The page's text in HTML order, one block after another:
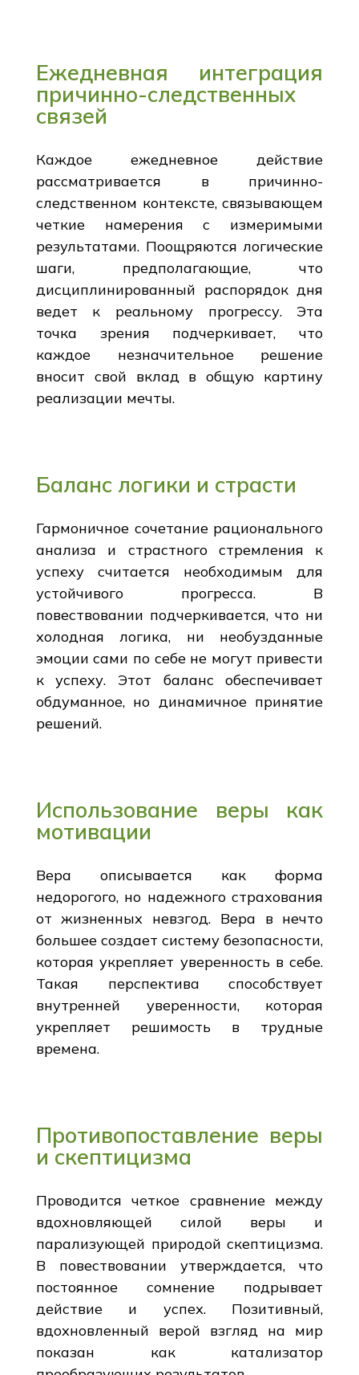
Ежедневная интеграция
причинно-следственных
связей
Каждое ежедневное действие
рассматривается в причинно-
следственном контексте, связывающем
четкие намерения с измеримыми
результатами. Поощряются логические
шаги, предполагающие, что
дисциплинированный распорядок дня
ведет к реальному прогрессу. Эта
точка зрения подчеркивает, что
каждое незначительное решение
вносит свой вклад в общую картину
реализации мечты.
Баланс логики и страсти
Гармоничное сочетание рационального
анализа и страстного стремления к
успеху считается необходимым для
устойчивого прогресса. В
повествовании подчеркивается, что ни
холодная логика, ни необузданные
эмоции сами по себе не могут привести
к успеху. Этот баланс обеспечивает
обдуманное, но динамичное принятие
решений.
Использование веры как
мотивации
Вера описывается как форма
недорогого, но надежного страхования
от жизненных невзгод. Вера в нечто
большее создает систему безопасности,
которая укрепляет уверенность в себе.
Такая перспектива способствует
внутренней уверенности, которая
укрепляет решимость в трудные
времена.
Противопоставление веры
и скептицизма
Проводится четкое сравнение между
вдохновляющей силой веры и
парализующей природой скептицизма.
В повествовании утверждается, что
постоянное сомнение подрывает
действие и успех. Позитивный,
вдохновленный верой взгляд на мир
показан как катализатор